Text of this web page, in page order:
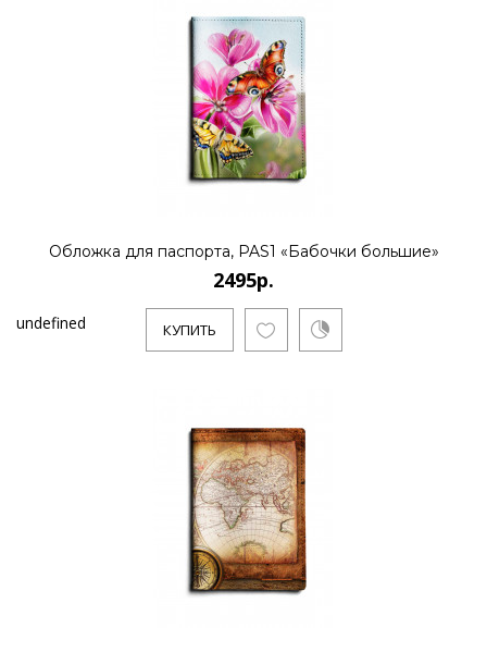
Обложка для паспорта, PAS1 «Бабочки большие»
2495р.
КУПИТЬ
undefined